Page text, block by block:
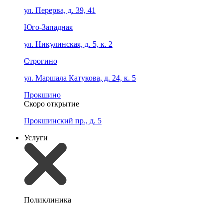
ул. Перерва, д. 39, 41
Юго-Западная
ул. Никулинская, д. 5, к. 2
Строгино
ул. Маршала Катукова, д. 24, к. 5
Прокшино
Скоро открытие
Прокшинский пр., д. 5
Услуги
Поликлиника